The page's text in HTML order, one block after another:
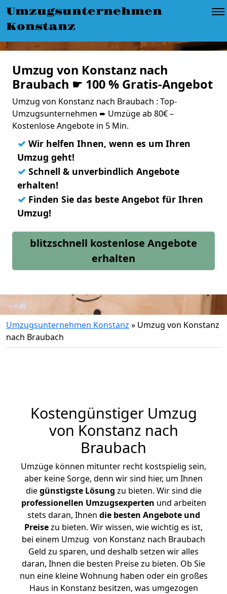
Umzugsunternehmen
Konstanz
Umzug von Konstanz nach
Braubach ☛ 100 % Gratis-Angebot
Umzug von Konstanz nach Braubach : Top-
Umzugsunternehmen ➨ Umzüge ab 80€ –
Kostenlose Angebote in 5 Min.
✓ Wir helfen Ihnen, wenn es um Ihren
Umzug geht!
✓ Schnell & unverbindlich Angebote
erhalten!
✓ Finden Sie das beste Angebot für Ihren
Umzug!
blitzschnell kostenlose Angebote
erhalten
Umzugsunternehmen Konstanz » Umzug von Konstanz
nach Braubach
Kostengünstiger Umzug
von Konstanz nach
Braubach
Umzüge können mitunter recht kostspielig sein,
aber keine Sorge, denn wir sind hier, um Ihnen
diegünstigste Lösung zu bieten. Wir sind die
professionellen Umzugsexperten und arbeiten
stets daran, Ihnen die besten Angebote und
Preisezu bieten. Wir wissen, wie wichtig es ist,
bei einem Umzug von Konstanz nach Braubach
Geld zu sparen, und deshalb setzen wir alles
daran, Ihnen die besten Preise zu bieten. Ob Sie
nun eine kleine Wohnung haben oder ein großes
Haus in Konstanz besitzen, was umgezogen